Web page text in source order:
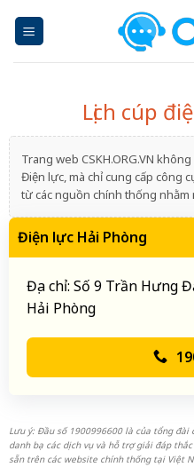
Lịch cúp
Trang web CSKH.ORG.VN
Điện lực, mà chỉ cung cấp công
từ các nguồn chính thống nhằm
Điện lực Hải Phòng
Địa chỉ: Số 9 Trần Hưng
Hải Phòng
Lưu ý: Đầu số 1900996600 là của tổng đài
danh bạ các dịch vụ và hỗ trợ giải đáp
sẵn trên các website chính thống tại Việt